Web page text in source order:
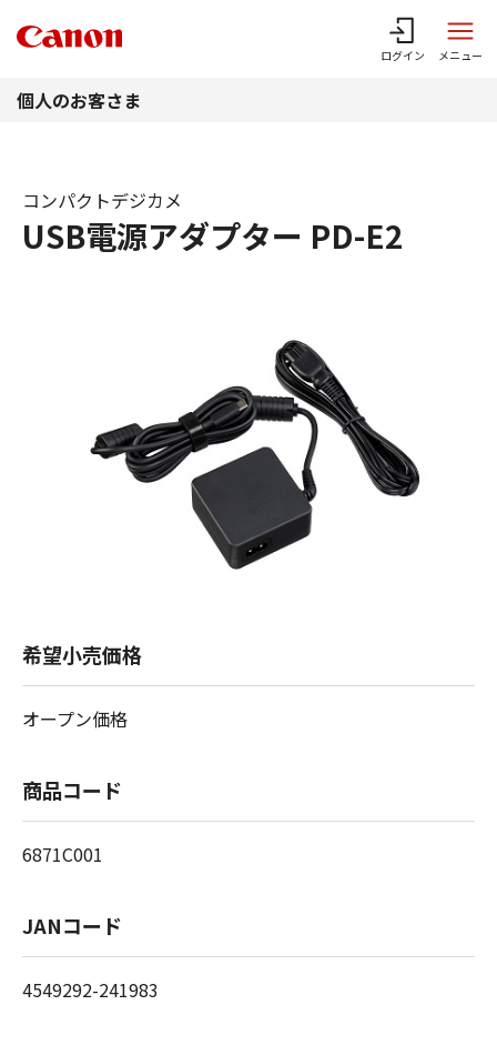
ログイン メニュー
個人のお客さま
USB電源アダプター PD-E2
コンパクトデジカメ
希望小売価格
オープン価格
商品コード
6871C001
JANコード
4549292-241983